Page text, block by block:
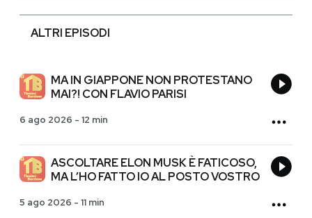
SHOP
CALENDARIO
AREA PERSONALE
ALTRI EPISODI
MA IN GIAPPONE NON PROTESTANO
MAI?! CON FLAVIO PARISI
6 ago 2026 - 12 min
ASCOLTARE ELON MUSK È FATICOSO,
MA L’HO FATTO IO AL POSTO VOSTRO
5 ago 2026 - 11 min